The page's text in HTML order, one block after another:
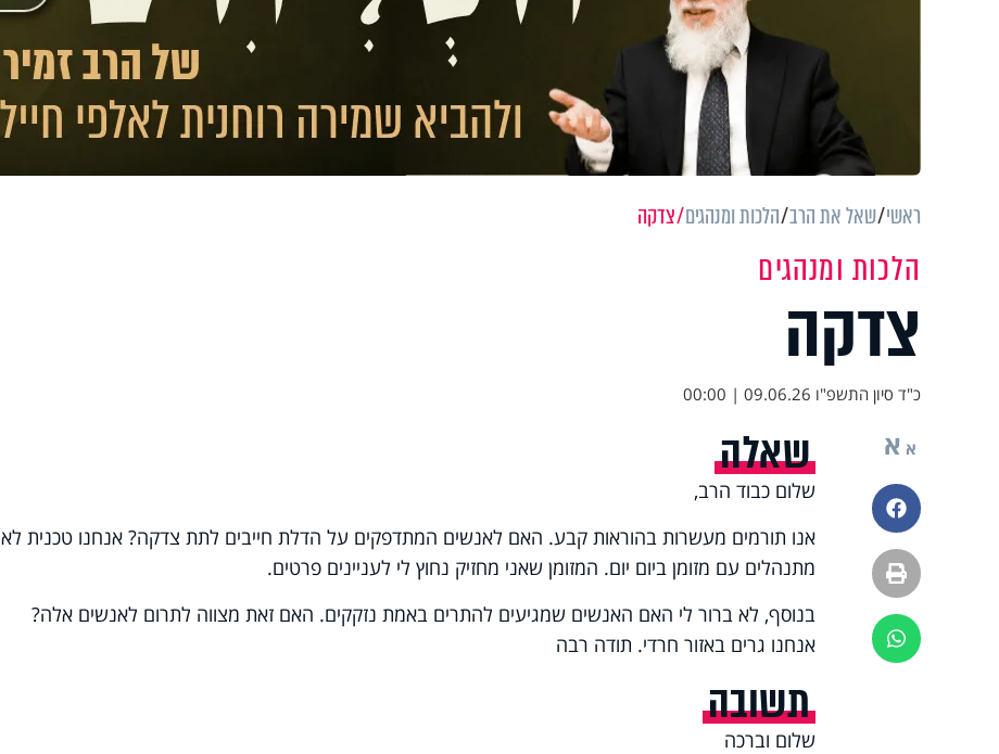
ראשי שאל את הרב הלכות ומנהגים צדקה
הלכות ומנהגים
צדקה
כ"ד סיון התשפ"ו 09.06.26 | 00:00
א א
פייסבוק
הדפסה
ווטסאפ
שאלה
שלום כבוד הרב,
אנו תורמים מעשרות בהוראות קבע. האם לאנשים המתדפקים על הדלת חייבים לתת צדקה? אנחנו טכנית לא
מתנהלים עם מזומן ביום יום. המזומן שאני מחזיק נחוץ לי לעניינים פרטים.
בנוסף, לא ברור לי האם האנשים שמגיעים להתרים באמת נזקקים. האם זאת מצווה לתרום לאנשים אלה?
אנחנו גרים באזור חרדי. תודה רבה
תשובה
שלום וברכה